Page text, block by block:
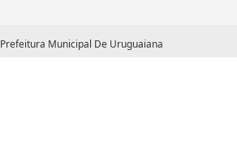
Prefeitura Municipal De Uruguaiana